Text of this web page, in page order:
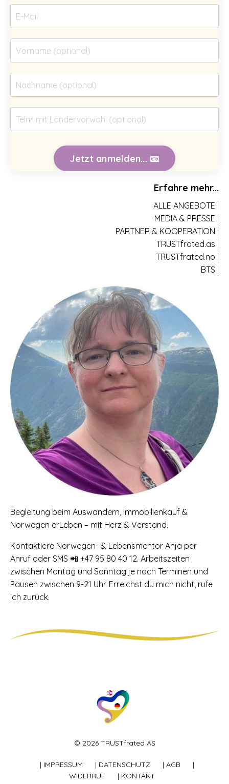
Jetzt anmelden... 📧
Erfahre mehr...
ALLE ANGEBOTE |
MEDIA & PRESSE |
PARTNER & KOOPERATION |
TRUSTfrated.as |
TRUSTfrated.no |
BTS |
Begleitung beim Auswandern, Immobilienkauf &
Norwegen erLeben – mit Herz & Verstand.
Kontaktiere Norwegen- & Lebensmentor Anja per
Anruf oder SMS 📲 +47 95 80 40 12. Arbeitszeiten
zwischen Montag und Sonntag je nach Terminen und
Pausen zwischen 9-21 Uhr. Erreichst du mich nicht, rufe
ich zurück.
© 2026 TRUSTfrated AS
| IMPRESSUM | DATENSCHUTZ | AGB
|
WIDERRUF
| KONTAKT